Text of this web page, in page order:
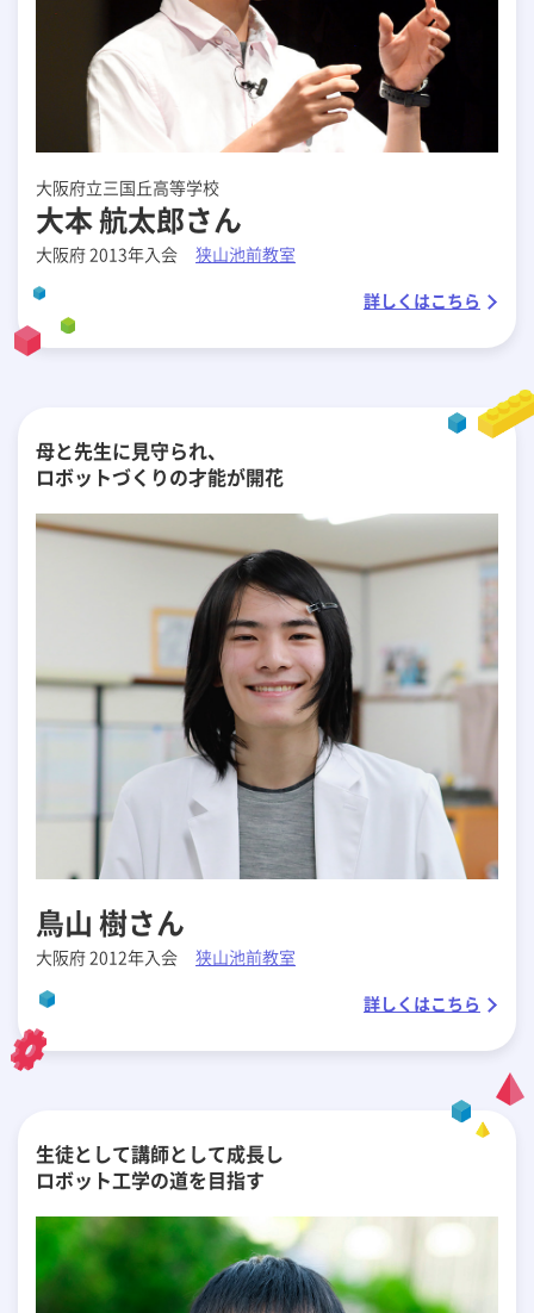
大阪府立三国丘高等学校
大本 航太郎さん
大阪府 2013年入会
狭山池前教室
詳しくはこちら
母と先生に見守られ、
ロボットづくりの才能が開花
鳥山 樹さん
大阪府 2012年入会
狭山池前教室
詳しくはこちら
生徒として講師として成長し
ロボット工学の道を目指す